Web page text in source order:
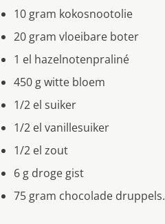
10 gram kokosnootolie
20 gram vloeibare boter
1 el hazelnotenpraliné
450 g witte bloem
1/2 el suiker
1/2 el vanillesuiker
1/2 el zout
6 g droge gist
75 gram chocolade druppels.